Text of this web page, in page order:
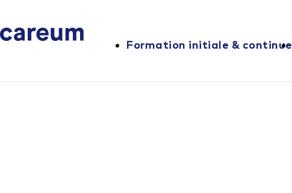
Formation initiale & continue